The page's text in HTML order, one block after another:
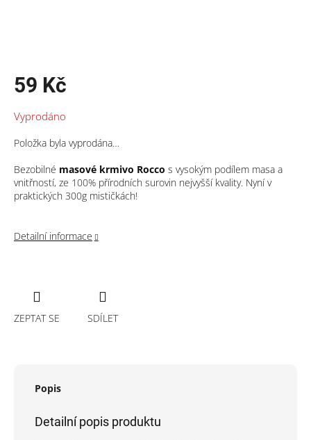
59 Kč
cena:
Vyprodáno
Položka byla vyprodána…
Bezobilné masové krmivo Rocco s vysokým podílem masa a
vnitřností, ze 100% přírodních surovin nejvyšší kvality. Nyní v
praktických 300g mističkách!
Detailní informace
ZEPTAT SE SDÍLET
Popis
Detailní popis produktu